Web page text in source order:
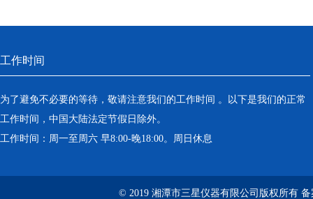
工作时间
为了避免不必要的等待，敬请注意我们的工作时间 。以下是我们的正常
工作时间，中国大陆法定节假日除外。
工作时间：周一至周六 早8:00-晚18:00。周日休息
© 2019 湘潭市三星仪器有限公司版权所有 备